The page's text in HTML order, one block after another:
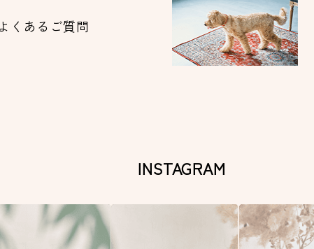
よくあるご質問
INSTAGRAM